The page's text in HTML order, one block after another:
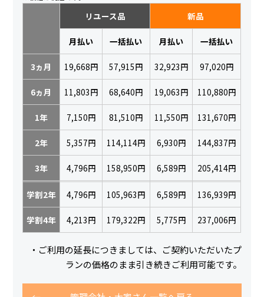
リユース品 新品
月払い 一括払い 月払い 一括払い
3ヵ月 19,668円 57,915円 32,923円 97,020円
6ヵ月 11,803円 68,640円 19,063円 110,880円
1年 7,150円 81,510円 11,550円 131,670円
2年 5,357円 114,114円 6,930円 144,837円
3年 4,796円 158,950円 6,589円 205,414円
学割2年 4,796円 105,963円 6,589円 136,939円
学割4年 4,213円 179,322円 5,775円 237,006円
・ご利用の延長につきましては、ご契約いただいたプ
ランの価格のまま引き続きご利用可能です。